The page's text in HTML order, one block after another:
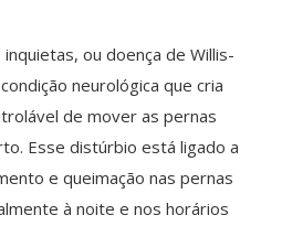
ou doença de Willis-
neurológica que cria
de mover as pernas
Esse distúrbio está ligado a
e queimação nas pernas
à noite e nos horários